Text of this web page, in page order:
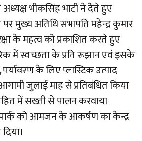
अध्यक्ष भीकसिंह भाटी ने देेते हुए
मुख्य अतिथि सभापति महेन्द्र कुमार
के महत्व को प्रकाशित करते हुए
में स्वच्छता के प्रति रूझान एवं इसके
पर्यावरण के लिए प्लास्टिक उत्पाद
जुलाई माह से प्रतिबंधित किया
में सख्ती से पालन करवाया
पार्क को आमजन के आकर्षण का केन्द्र